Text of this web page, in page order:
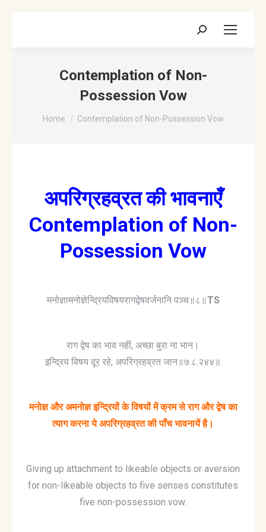
Search:
Contemplation of Non-
Possession Vow
You are here:
Home Contemplation of Non-Possession Vow
अपरिग्रहव्रत की भावनाएँ
Contemplation of Non-
Possession Vow
मनोज्ञामनोज्ञेन्द्रियविषयरागद्वेषवर्जनानि पञ्च॥८॥TS
राग द्वेष का भाव नहीं, अच्छा बुरा ना भान।
इन्द्रिय विषय दूर रहे, अपरिग्रहव्रत जान॥७.८.२४४॥
मनोज्ञ और अमनोज्ञ इन्द्रियों के विषयों में क्रम से राग और द्वेष का
त्याग करना ये अपरिग्रहव्रत की पाँच भावनायें है।
Giving up attachment to likeable objects or aversion
for non-likeable objects to five senses constitutes
five non-possession vow.